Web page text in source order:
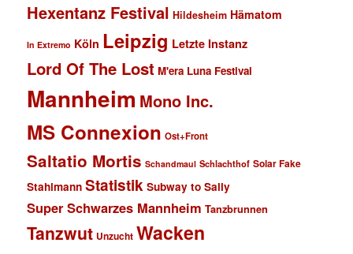
Hexentanz Festival Hildesheim Hämatom
In Extremo Köln Leipzig Letzte Instanz
Lord Of The Lost M'era Luna Festival
Mannheim Mono Inc.
MS Connexion Ost+Front
Saltatio Mortis Schandmaul Schlachthof Solar Fake
Stahlmann Statistik Subway to Sally
Super Schwarzes Mannheim Tanzbrunnen
Tanzwut Unzucht Wacken